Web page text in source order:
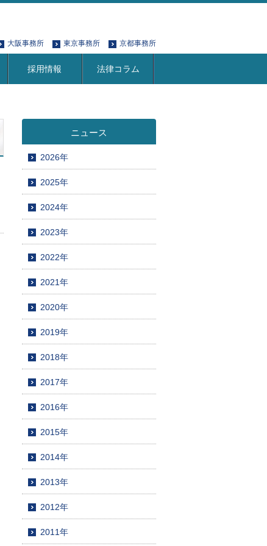
大阪事務所 東京事務所 京都事務所
採用情報 法律コラム
ニュース
2026年
2025年
2024年
2023年
2022年
2021年
2020年
2019年
2018年
2017年
2016年
2015年
2014年
2013年
2012年
2011年